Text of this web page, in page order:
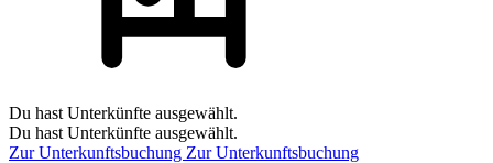
Du hast Unterkünfte ausgewählt.
Du hast Unterkünfte ausgewählt.
Zur Unterkunftsbuchung Zur Unterkunftsbuchung